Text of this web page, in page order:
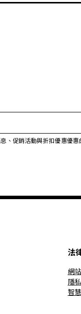
、促銷活動與折扣優惠優惠
法
網
隱
智